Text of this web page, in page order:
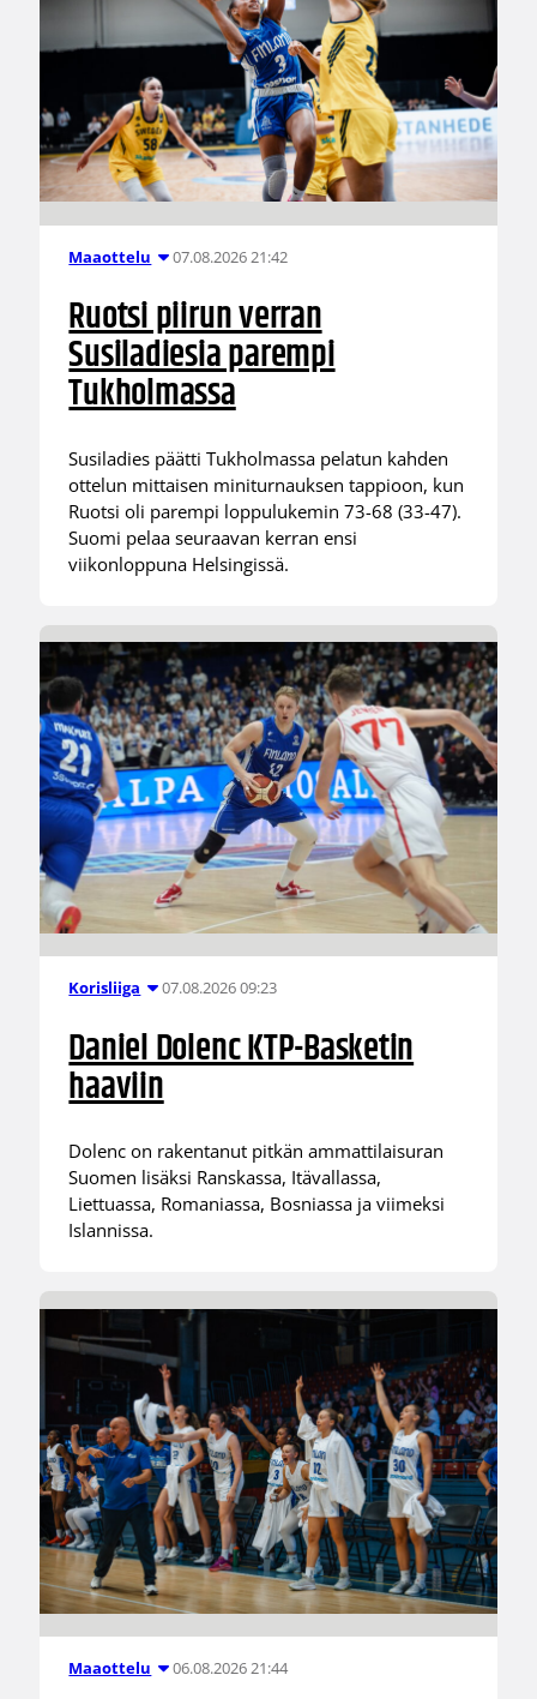
Maaottelu 07.08.2026 21:42
Ruotsi piirun verran
Susiladiesia parempi
Tukholmassa
Susiladies päätti Tukholmassa pelatun kahden
ottelun mittaisen miniturnauksen tappioon, kun
Ruotsi oli parempi loppulukemin 73-68 (33-47).
Suomi pelaa seuraavan kerran ensi
viikonloppuna Helsingissä.
Korisliiga 07.08.2026 09:23
Daniel Dolenc KTP-Basketin
haaviin
Dolenc on rakentanut pitkän ammattilaisuran
Suomen lisäksi Ranskassa, Itävallassa,
Liettuassa, Romaniassa, Bosniassa ja viimeksi
Islannissa.
Maaottelu 06.08.2026 21:44